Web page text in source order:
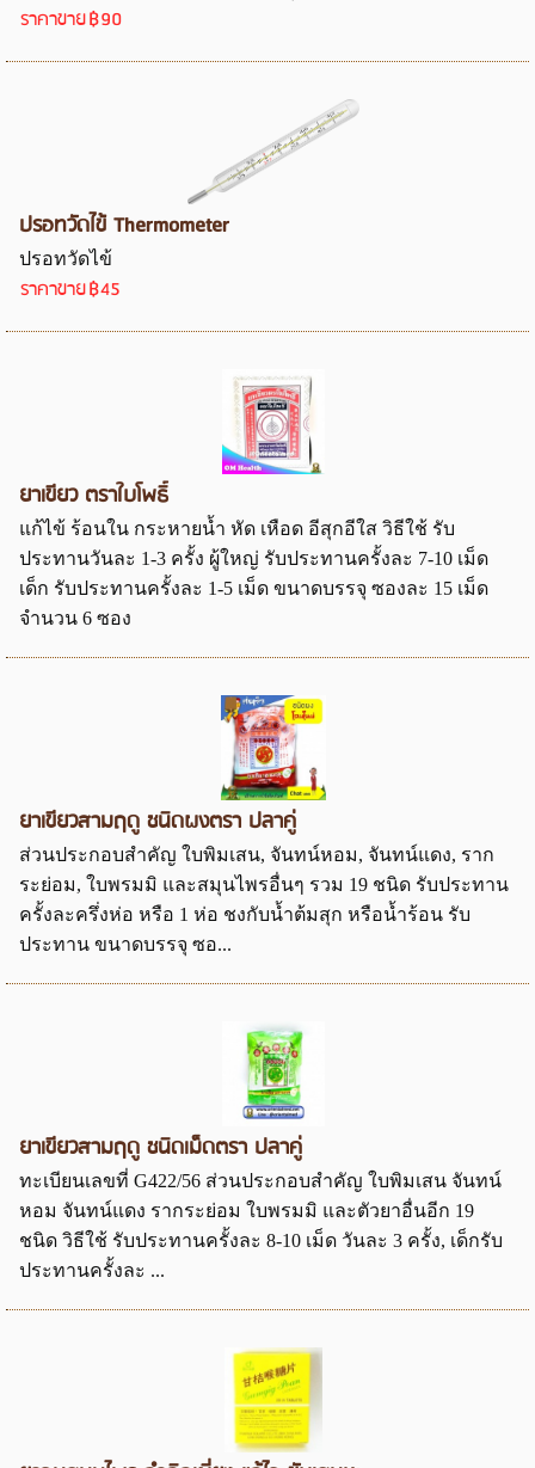
ราคาขาย฿90
ปรอทวัดไข้ Thermometer
ปรอทวัดไข้
ราคาขาย฿45
ยาเขียว ตราใบโพธิ์
แก้ไข้ ร้อนใน กระหายน้ำ หัด เหือด อีสุกอีใส วิธีใช้ รับ
ประทานวันละ 1-3 ครั้ง ผู้ใหญ่ รับประทานครั้งละ 7-10 เม็ด
เด็ก รับประทานครั้งละ 1-5 เม็ด ขนาดบรรจุ ซองละ 15 เม็ด
จำนวน 6 ซอง
ยาเขียวสามฤดู ชนิดผงตรา ปลาคู่
ส่วนประกอบสำคัญ ใบพิมเสน, จันทน์หอม, จันทน์แดง, ราก
ระย่อม, ใบพรมมิ และสมุนไพรอื่นๆ รวม 19 ชนิด รับประทาน
ครั้งละครึ่งห่อ หรือ 1 ห่อ ชงกับน้ำต้มสุก หรือน้ำร้อน รับ
ประทาน ขนาดบรรจุ ซอ...
ยาเขียวสามฤดู ชนิดเม็ดตรา ปลาคู่
ทะเบียนเลขที่ G422/56 ส่วนประกอบสำคัญ ใบพิมเสน จันทน์
หอม จันทน์แดง รากระย่อม ใบพรมมิ และตัวยาอื่นอีก 19
ชนิด วิธีใช้ รับประทานครั้งละ 8-10 เม็ด วันละ 3 ครั้ง, เด็กรับ
ประทานครั้งละ ...